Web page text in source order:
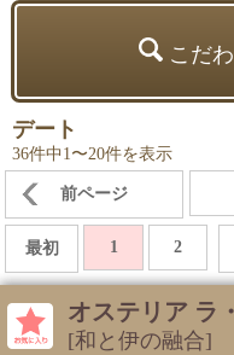
こだ
デート
36件中1〜20件を表示
前ページ
最初 1 2
オステリア ラ
[和と伊の融合]